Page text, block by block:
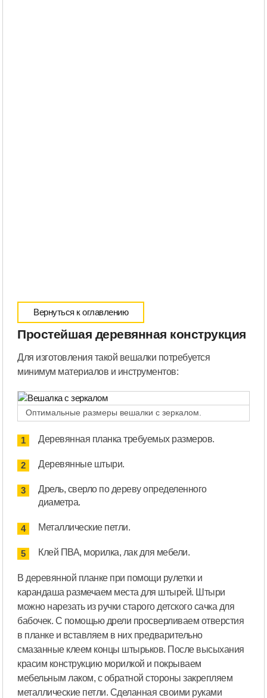
Вернуться к оглавлению
Простейшая деревянная конструкция
Для изготовления такой вешалки потребуется
минимум материалов и инструментов:
Оптимальные размеры вешалки с зеркалом.
Деревянная планка требуемых размеров.
Деревянные штыри.
Дрель, сверло по дереву определенного
диаметра.
Металлические петли.
Клей ПВА, морилка, лак для мебели.
В деревянной планке при помощи рулетки и
карандаша размечаем места для штырей. Штыри
можно нарезать из ручки старого детского сачка для
бабочек. С помощью дрели просверливаем отверстия
в планке и вставляем в них предварительно
смазанные клеем концы штырьков. После высыхания
красим конструкцию морилкой и покрываем
мебельным лаком, с обратной стороны закрепляем
металлические петли. Сделанная своими руками